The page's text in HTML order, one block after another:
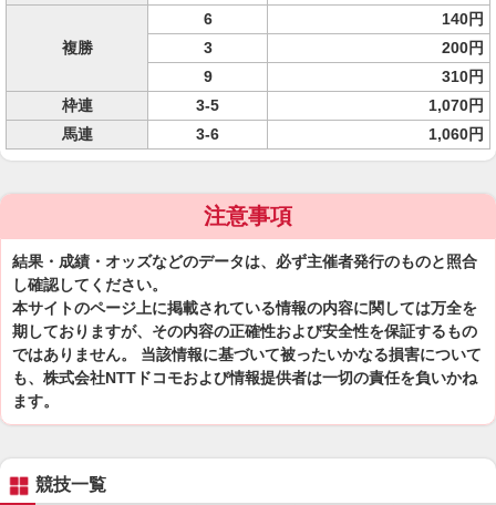
複勝
6
140円
3
200円
9
310円
枠連
3-5
1,070円
馬連
3-6 1,060円
注意事項
結果・成績・オッズなどのデータは、必ず主催者発行のものと照合
し確認してください。
本サイトのページ上に掲載されている情報の内容に関しては万全を
期しておりますが、その内容の正確性および安全性を保証するもの
ではありません。 当該情報に基づいて被ったいかなる損害について
も、株式会社NTTドコモおよび情報提供者は一切の責任を負いかね
ます。
競技一覧